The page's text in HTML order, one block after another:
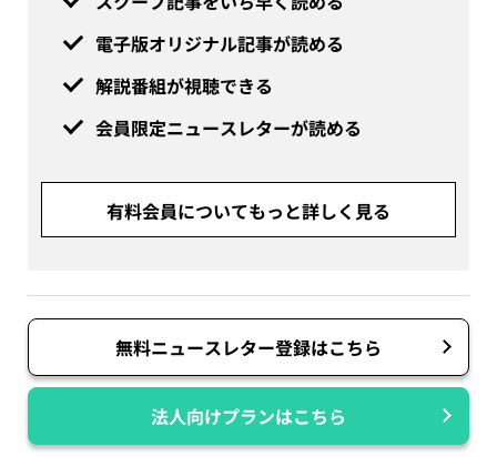
電子版オリジナル記事が読める
解説番組が視聴できる
会員限定ニュースレターが読める
有料会員についてもっと詳しく見る
無料ニュースレター登録はこちら
法人向けプランはこちら